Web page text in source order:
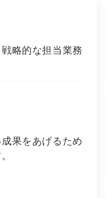
略的な担当業務
果をあげるため